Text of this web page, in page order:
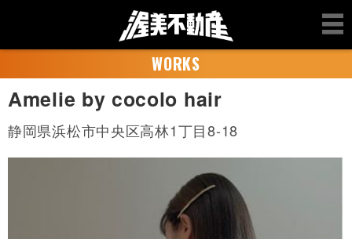
WORKS
Amelie by cocolo hair
静岡県浜松市中央区高林1丁目8-18